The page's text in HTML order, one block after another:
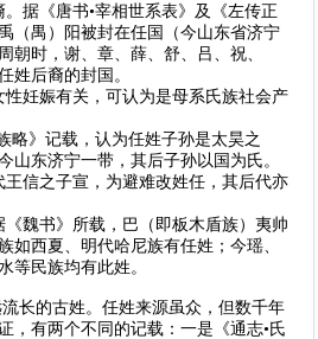
据《唐书•宰相世系表》及《左传正
（禺）阳被封在任国（今山东省济宁
朝时，谢、章、薛、舒、吕、祝、
姓后裔的封国。
妊娠有关，可认为是母系氏族社会产
略》记载，认为任姓子孙是太昊之
山东济宁一带，其后子孙以国为氏。
信之子宣，为避难改姓任，其后代亦
魏书》所载，巴（即板木盾族）夷帅
如西夏、明代哈尼族有任姓；今瑶、
等民族均有此姓。
长的古姓。任姓来源虽众，但数千年
，有两个不同的记载：一是《通志•氏